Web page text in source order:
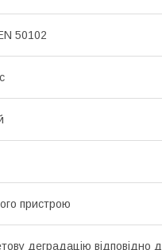
50102
пристрою
деградацію відповідно